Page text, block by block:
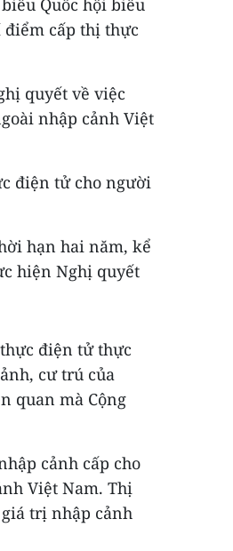
Quốc hội biểu
cấp thị thực
quyết về việc
nhập cảnh Việt
điện tử cho người
hạn hai năm, kể
hiện Nghị quyết
điện tử thực
cư trú của
quan mà Cộng
cảnh cấp cho
Việt Nam. Thị
trị nhập cảnh